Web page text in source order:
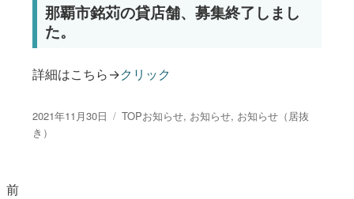
那覇市銘苅の貸店舗、募集終了しまし
た。
詳細はこちら→クリック
投稿日:
2021年11月30日 カテゴリー
TOPお知らせ, お知らせ, お知らせ（居抜
き）
前